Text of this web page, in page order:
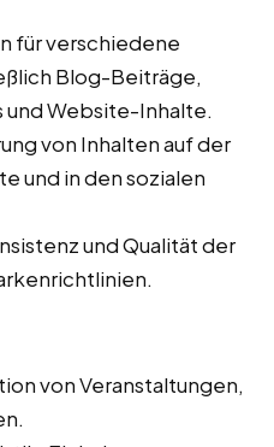
für verschiedene
Blog-Beiträge,
und Website-Inhalte.
von Inhalten auf der
und in den sozialen
und Qualität der
von Veranstaltungen,